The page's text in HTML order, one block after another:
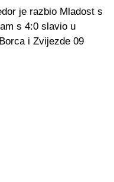
je razbio Mladost s
s 4:0 slavio u
i Zvijezde 09